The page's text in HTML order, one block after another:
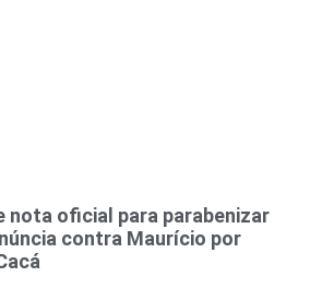
nota oficial para parabenizar
contra Maurício por